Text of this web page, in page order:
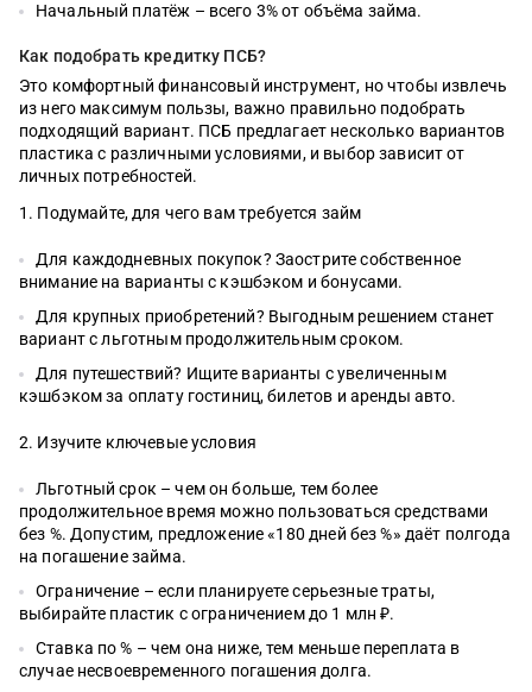
Начальный платёж – всего 3% от объёма займа.
Как подобрать кредитку ПСБ?
Это комфортный финансовый инструмент, но чтобы извлечь
из него максимум пользы, важно правильно подобрать
подходящий вариант. ПСБ предлагает несколько вариантов
пластика с различными условиями, и выбор зависит от
личных потребностей.
Подумайте, для чего вам требуется займ
Для каждодневных покупок? Заострите собственное
внимание на варианты с кэшбэком и бонусами.
Для крупных приобретений? Выгодным решением станет
вариант с льготным продолжительным сроком.
Для путешествий? Ищите варианты с увеличенным
кэшбэком за оплату гостиниц, билетов и аренды авто.
Изучите ключевые условия
Льготный срок – чем он больше, тем более
продолжительное время можно пользоваться средствами
без %. Допустим, предложение «180 дней без %» даёт полгода
на погашение займа.
Ограничение – если планируете серьезные траты,
выбирайте пластик с ограничением до 1 млн ₽.
Ставка по % – чем она ниже, тем меньше переплата в
случае несвоевременного погашения долга.